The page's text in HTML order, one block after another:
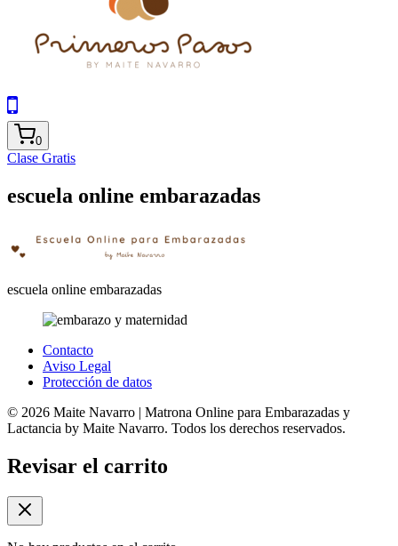
0
Clase Gratis
escuela online embarazadas
escuela online embarazadas
Contacto
Aviso Legal
Protección de datos
© 2026 Maite Navarro | Matrona Online para Embarazadas y
Lactancia by Maite Navarro. Todos los derechos reservados.
Revisar el carrito